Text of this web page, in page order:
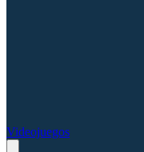
Videojuegos